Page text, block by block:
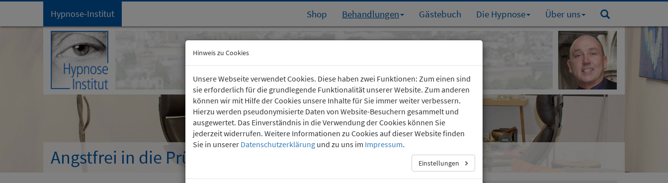
Hypnose-Institut Shop Behandlungen Gästebuch Die Hypnose Über uns
Startseite
Kartäuserhof 24
(0221) 36 757 24
Angstfrei in die Prüfungen
Hinweis zu Cookies
Unsere Webseite verwendet Cookies. Diese haben zwei Funktionen: Zum einen sind
sie erforderlich für die grundlegende Funktionalität unserer Website. Zum anderen
können wir mit Hilfe der Cookies unsere Inhalte für Sie immer weiter verbessern.
Hierzu werden pseudonymisierte Daten von Website-Besuchern gesammelt und
ausgewertet. Das Einverständnis in die Verwendung der Cookies können Sie
jederzeit widerrufen. Weitere Informationen zu Cookies auf dieser Website finden
Sie in unserer Datenschutzerklärung und zu uns im Impressum.
Einstellungen